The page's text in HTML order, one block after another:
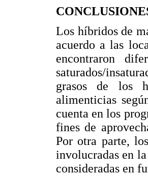
Los híbridos de
acuerdo a las
encontraron
saturados/
grasos de los
alimenticias
cuenta en los
fines de
Por otra parte,
involucradas en
consideradas en